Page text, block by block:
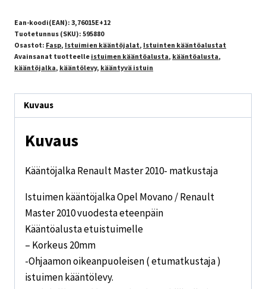
Ean-koodi(EAN): 3,76015E+12
Tuotetunnus (SKU): 595880
Osastot: Fasp, Istuimien kääntöjalat, Istuinten kääntöalustat
Avainsanat tuotteelle istuimen kääntöalusta, kääntöalusta,
kääntöjalka, kääntölevy, kääntyvä istuin
Kuvaus
Kuvaus
Kääntöjalka Renault Master 2010- matkustaja
Istuimen kääntöjalka Opel Movano / Renault
Master 2010 vuodesta eteenpäin
Kääntöalusta etuistuimelle
– Korkeus 20mm
-Ohjaamon oikeanpuoleisen ( etumatkustaja )
istuimen kääntölevy.